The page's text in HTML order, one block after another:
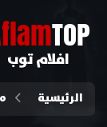
flamTOP
افلام توب
الرئيسية